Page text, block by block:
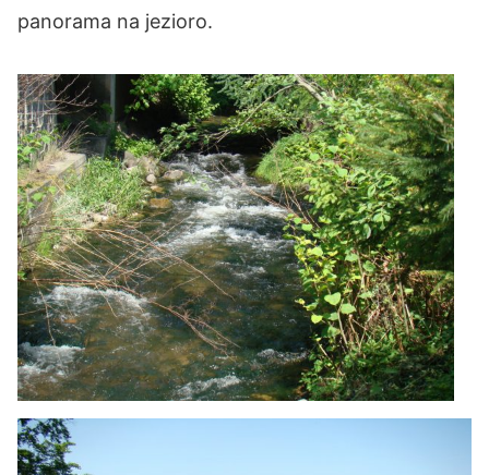
panorama na jezioro.